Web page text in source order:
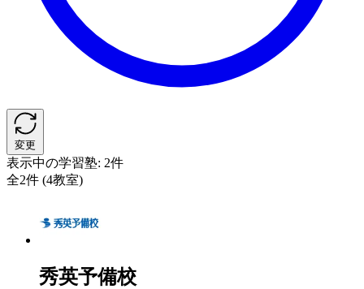
変更
表示中の学習塾: 2件
全2件 (4教室)
秀英予備校